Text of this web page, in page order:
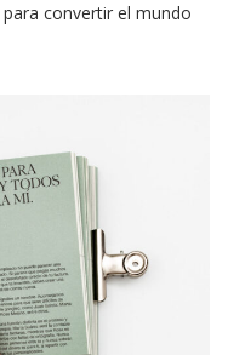
convertir el mundo